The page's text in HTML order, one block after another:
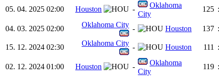
05. 04. 2025 02:00
Houston -
Oklahoma
City
125 :
04. 03. 2025 02:00 Oklahoma City - Houston 137 :
15. 12. 2024 02:30 Oklahoma City - Houston 111 :
02. 12. 2024 01:00 Houston -
Oklahoma
City
119 :